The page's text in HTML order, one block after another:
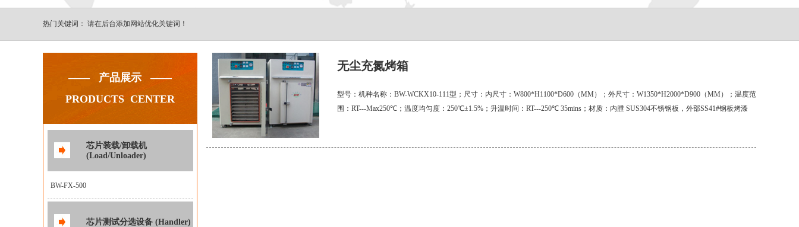
热门关键词： 请在后台添加网站优化关键词！
—— 产品展示 ——
PRODUCTS CENTER
芯片装载/卸载机
(Load/Unloader)
BW-FX-500
芯片测试分选设备 (Handler)
无尘充氮烤箱
型号：机种名称：BW-WCKX10-111型；尺寸：内尺寸：W800*H1100*D600（MM）；外尺寸：W1350*H2000*D900（MM）；温度范
围：RT---Max250℃；温度均匀度：250℃±1.5%；升温时间：RT---250℃ 35mins；材质：内膛 SUS304不锈钢板，外部SS41#钢板烤漆